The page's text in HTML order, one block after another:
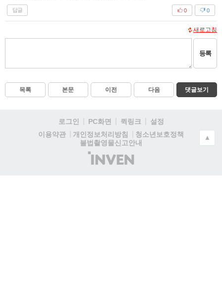
답글 0
0
새로고침
등록
목록 본문 이전 다음 댓글보기
로그인 PC화면 퀵링크
설정
이용약관
개인정보처리방침
청소년보호정책
불법촬영물신고안내
(주)
인
▲